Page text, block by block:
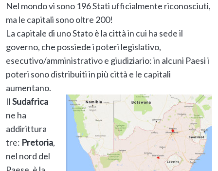
Nel mondo vi sono 196 Stati ufficialmente riconosciuti,
ma le capitali sono oltre 200!
La capitale di uno Stato è la città in cui ha sede il
governo, che possiede i poteri legislativo,
esecutivo/amministrativo e giudiziario: in alcuni Paesi i
poteri sono distribuiti in più città e le capitali
aumentano.
IlSudafrica
ne ha
addirittura
tre: Pretoria,
nel nord del